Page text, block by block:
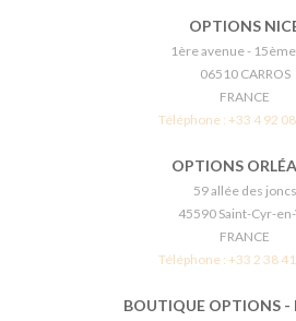
OPTIONS
1ère avenue -
06510 CARROS
FRANCE
Téléphone : +33 4 92
OPTIONS
59 allée des joncs
45590 Saint-Cyr-en-
FRANCE
Téléphone : +33 2 38
BOUTIQUE OPTIONS -